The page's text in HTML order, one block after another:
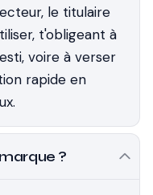
le titulaire
t'obligeant à
voire à verser
rapide en
?